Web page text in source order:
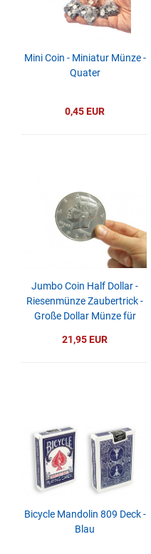
Mini Coin - Miniatur Münze -
Quater
0,45 EUR
Jumbo Coin Half Dollar -
Riesenmünze Zaubertrick -
Große Dollar Münze für
21,95 EUR
Bicycle Mandolin 809 Deck -
Blau